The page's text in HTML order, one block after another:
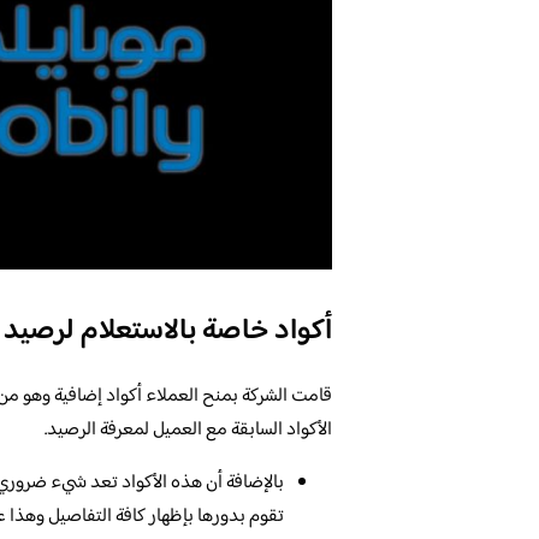
أكواد خاصة بالاستعلام لرصيد
قامت الشركة بمنح العملاء أكواد إضافية وهو
الأكواد السابقة مع العميل لمعرفة الرصيد.
بالإضافة أن هذه الأكواد تعد شيء
تقوم بدورها بإظهار كافة التفاصيل